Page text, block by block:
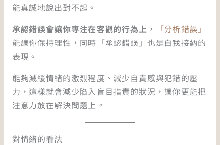
能真誠地說出對不起。
承認錯誤會讓你專注在客觀的行為上 ，
「分析錯誤」
能讓你保持理性，同時「承認錯誤」也是自我接納的
表現。
能夠減緩情緒的激烈程度、減少自責感與犯錯的壓
力，這樣就會減少陷入盲目指責的狀況，讓你更能把
注意力放在解決問題上。
對情緒的看法